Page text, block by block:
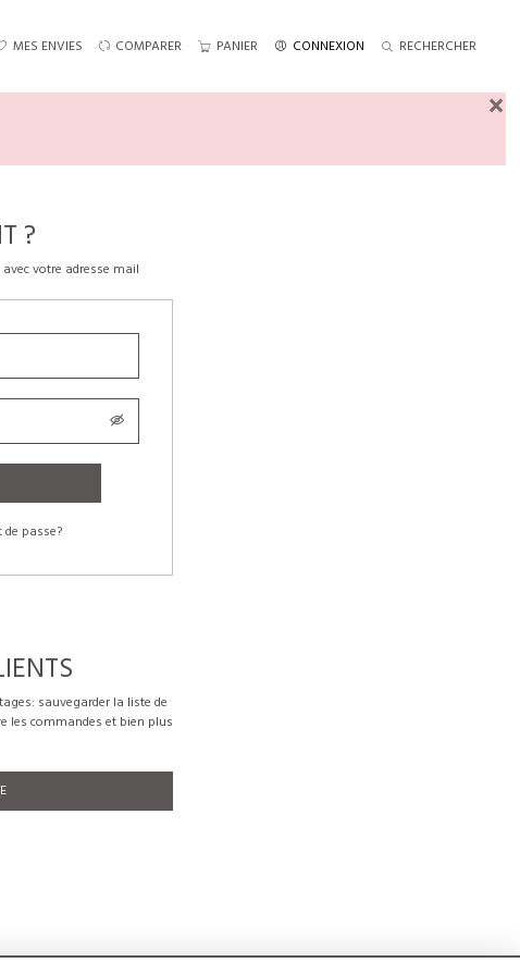
MES ENVIES COMPARER PANIER CONNEXION RECHERCHER
×
?
votre adresse mail
passe?
sauvegarder la liste de
les commandes et bien plus